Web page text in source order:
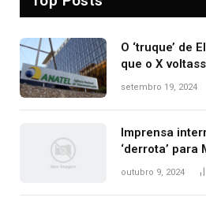
O ‘truque’ de
que o X
setembro 19, 2024
Imprensa
‘derrota’ para
ordens e ser
outubro 9, 2024